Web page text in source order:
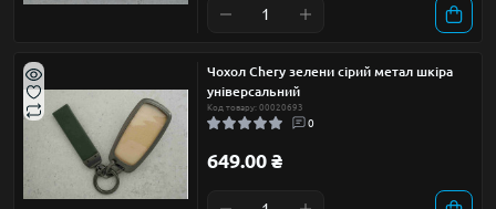
Чохол Chery зелени сірий метал шкіра
універсальний
Код товару: 00020693
0
649.00 ₴